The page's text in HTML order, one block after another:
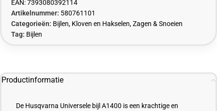
EAN:7393080392114
Artikelnummer: 580761101
Categorieën: Bijlen, Kloven en Hakselen,Zagen & Snoeien
Tag: Bijlen
Productinformatie
De Husqvarna Universele bijl A1400 is een krachtige en